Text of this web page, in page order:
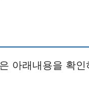
아래내용을 확인